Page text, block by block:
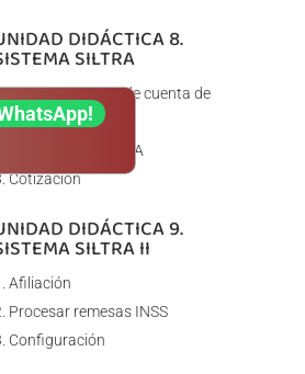
DIDÁCTICA 8.
SILTRA
Asignar Códigos de cuenta de
cotización
Escritorio de SILTRA
Cotización
DIDÁCTICA 9.
SILTRA II
Afiliación
Procesar remesas INSS
Configuración